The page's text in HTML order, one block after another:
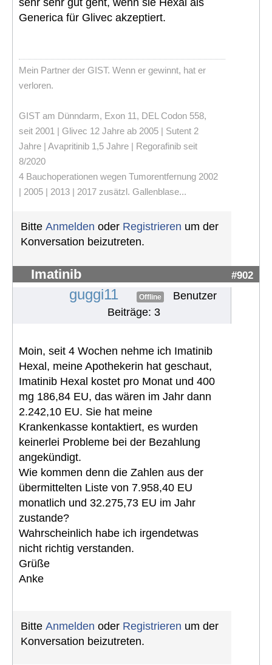
sehr sehr gut geht, wenn sie Hexal als
Generica für Glivec akzeptiert.
Mein Partner der GIST. Wenn er gewinnt, hat er
verloren.
GIST am Dünndarm, Exon 11, DEL Codon 558,
seit 2001 | Glivec 12 Jahre ab 2005 | Sutent 2
Jahre | Avapritinib 1,5 Jahre | Regorafinib seit
8/2020
4 Bauchoperationen wegen Tumorentfernung 2002
| 2005 | 2013 | 2017 zusätzl. Gallenblase...
Bitte Anmelden oder Registrieren um der
Konversation beizutreten.
Imatinib #902
guggi11 Offline
Benutzer
Beiträge: 3
Moin, seit 4 Wochen nehme ich Imatinib
Hexal, meine Apothekerin hat geschaut,
Imatinib Hexal kostet pro Monat und 400
mg 186,84 EU, das wären im Jahr dann
2.242,10 EU. Sie hat meine
Krankenkasse kontaktiert, es wurden
keinerlei Probleme bei der Bezahlung
angekündigt.
Wie kommen denn die Zahlen aus der
übermittelten Liste von 7.958,40 EU
monatlich und 32.275,73 EU im Jahr
zustande?
Wahrscheinlich habe ich irgendetwas
nicht richtig verstanden.
Grüße
Anke
Bitte Anmelden oder Registrieren um der
Konversation beizutreten.